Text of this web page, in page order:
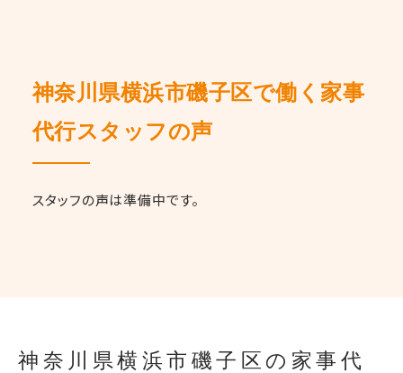
神奈川県横浜市磯子区で働く家事
代行スタッフの声
スタッフの声は準備中です。
神奈川県横浜市磯子区の家事代